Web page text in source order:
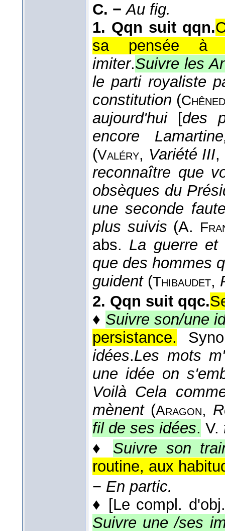
C. − Au fig.
1. Qqn suit qqn.
sa pensée à
imiter.Suivre les
le parti royaliste
constitution (
aujourd'hui [des
encore
(Valéry, Variété III,
reconnaître que
obsèques du
une seconde
plus suivis (A.
abs. La guerre et
que des hommes
guident(Thibaudet,
2. Qqn suit qqc.
♦ Suivre son/une
persistance.
idées.Les mots
une idée on
Voilà Cela
mènent(Aragon,
fil de ses idées. V.
♦ Suivre son
routine, aux
− En partic.
♦ [Le compl.
Suivre une /ses